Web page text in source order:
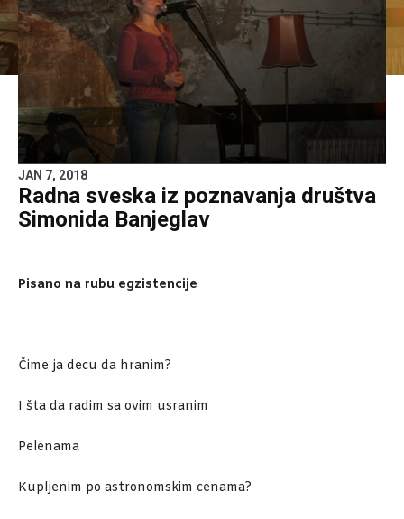
JAN 7, 2018
Radna sveska iz poznavanja društva
Simonida Banjeglav
Pisano na rubu egzistencije
Čime ja decu da hranim?
I šta da radim sa ovim usranim
Pelenama
Kupljenim po astronomskim cenama?